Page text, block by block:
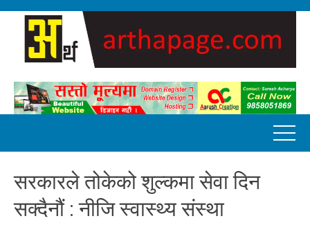
सरकारले तोकेको शुल्कमा सेवा दिन
सक्दैनौं : नीजि स्वास्थ्य संस्था